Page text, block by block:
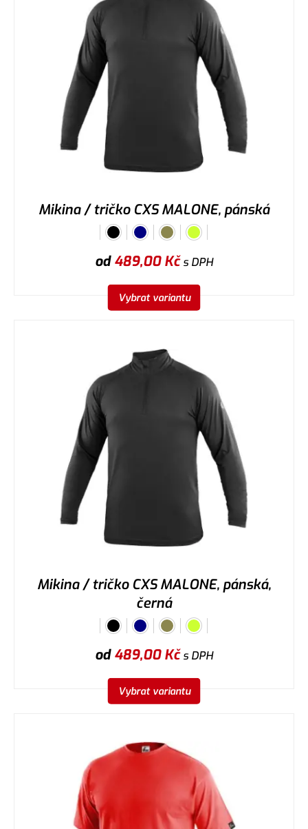
Mikina / tričko CXS MALONE, pánská
od489,00Kčs DPH
Vybrat variantu
Mikina / tričko CXS MALONE, pánská,
černá
od489,00Kčs DPH
Vybrat variantu